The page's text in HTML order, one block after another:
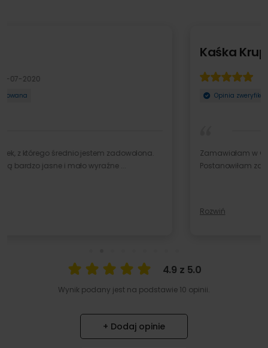
Zamawiałam w Colorland fotoksiążki, kalendarze.
Postanowiłam zamówić kubek ze zdjęciem. Teraz jest t ...
4.9 z 5.0
Wynik podany jest na podstawie 10 opinii.
+ Dodaj opinie